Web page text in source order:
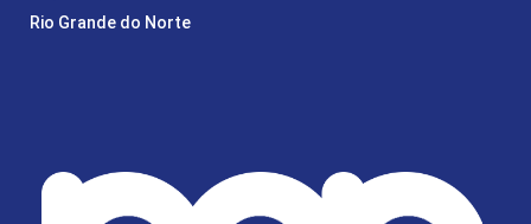
Rio Grande do Norte